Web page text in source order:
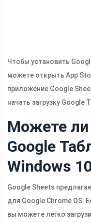
Чтобы установить
можете открыть App
приложение Google
начать загрузку Google
Можете ли
Google
Windows
Google Sheets
для Google Chrome OS.
вы можете легко